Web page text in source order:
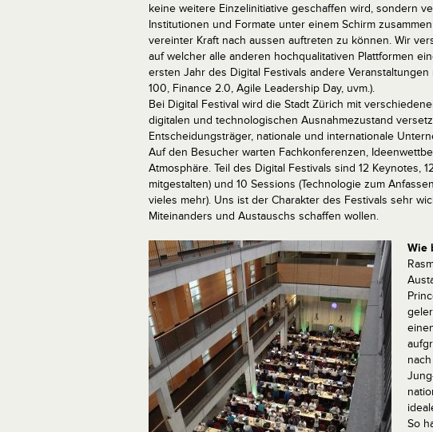
keine weitere Einzelinitiative geschaffen wird, sondern
Institutionen und Formate unter einem Schirm
vereinter Kraft nach aussen auftreten zu können. Wir
auf welcher alle anderen hochqualitativen Plattformen
ersten Jahr des Digital Festivals andere
100, Finance 2.0, Agile Leadership Day, uvm.).
Bei Digital Festival wird die Stadt Zürich mit
digitalen und technologischen Ausnahmezustand
Entscheidungsträger, nationale und internationale
Auf den Besucher warten Fachkonferenzen,
Atmosphäre. Teil des Digital Festivals sind 12 Keynotes,
mitgestalten) und 10 Sessions (Technologie zum
vieles mehr). Uns ist der Charakter des Festivals sehr
Miteinanders und Austauschs schaffen wollen.
Wie
So